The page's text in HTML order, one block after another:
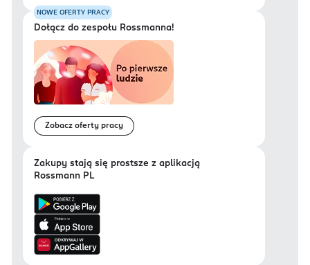
NOWE OFERTY PRACY
Dołącz do zespołu Rossmanna!
Zobacz oferty pracy
Zakupy stają się prostsze z aplikacją
Rossmann PL